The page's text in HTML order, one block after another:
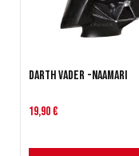
Darth Vader -naamari
19,90 €